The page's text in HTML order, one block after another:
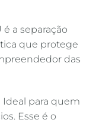
a separação
que protege
das
Ideal para quem
Esse é o